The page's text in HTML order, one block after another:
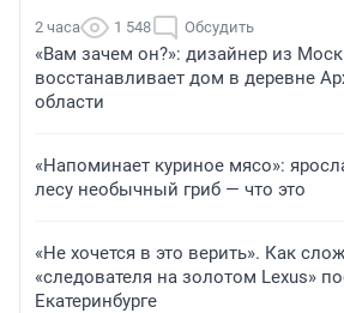
2 часа 1 548 Обсудить
«Вам зачем он?»: дизайнер из
восстанавливает дом в деревне
области
«Напоминает куриное мясо»:
лесу необычный гриб — что это
«Не хочется в это верить». Как
«следователя на золотом Lexus»
Екатеринбурге